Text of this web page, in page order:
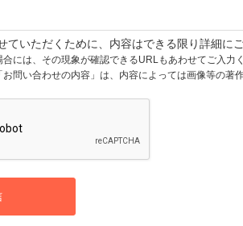
ていただくために、内容はできる限り詳細に
には、その現象が確認できるURLもあわせてご入力く
問い合わせの内容」は、内容によっては画像等の著